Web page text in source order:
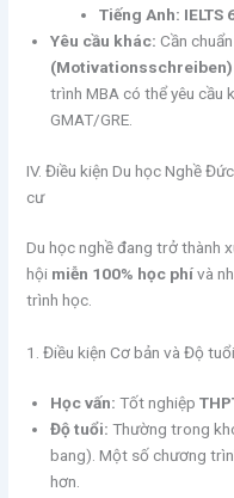
Tiếng Anh: IELTS
Yêu cầu khác: Cần
(Motivationsschreiben)
trình MBA có thể yêu cầu
GMAT/GRE.
IV. Điều kiện Du học Nghề
cư
Du học nghề đang trở thành
hội miễn 100% học phívà
trình học.
1. Điều kiện Cơ bản và Độ tuổi
Học vấn: Tốt nghiệp
Độ tuổi: Thường trong
bang). Một số chương
hơn.